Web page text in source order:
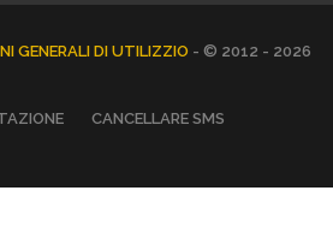
GENERALI DI UTILIZZIO - © 2012 - 2026
CANCELLARE SMS